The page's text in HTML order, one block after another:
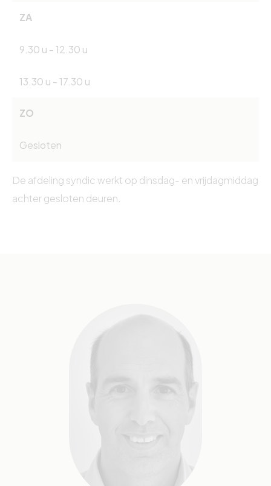
ZA
9.30 u - 12.30 u
13.30 u - 17.30 u
ZO
Gesloten
De afdeling syndic werkt op dinsdag- en vrijdagmiddag
achter gesloten deuren.